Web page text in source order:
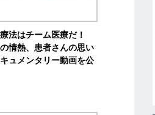
法はチーム医療だ！
情熱、患者さんの思い
ュメンタリー動画を公